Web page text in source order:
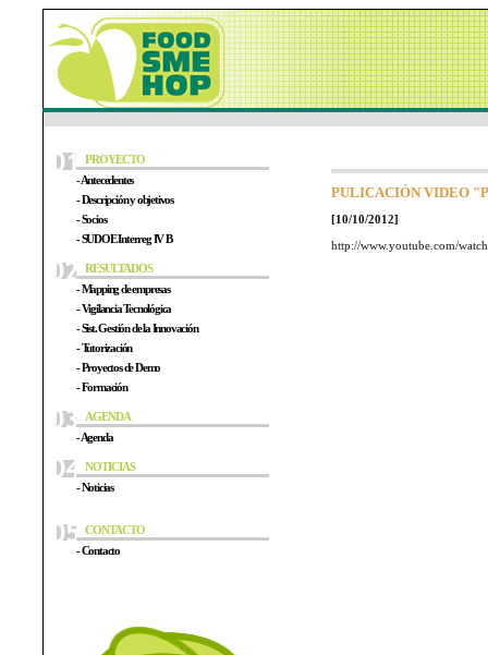
PROYECTO
- Antecedentes
- Descripción y objetivos
- Socios
- SUDOE Interreg IV B
RESULTADOS
- Mapping de empresas
- Vigilancia Tecnológica
- Sist. Gestión de la Innovación
- Tutorización
- Proyectos de Demo
- Formación
AGENDA
- Agenda
NOTICIAS
- Noticias
CONTACTO
- Contacto
PULICACIÓN VIDEO
[10/10/2012]
http://www.youtube.com/